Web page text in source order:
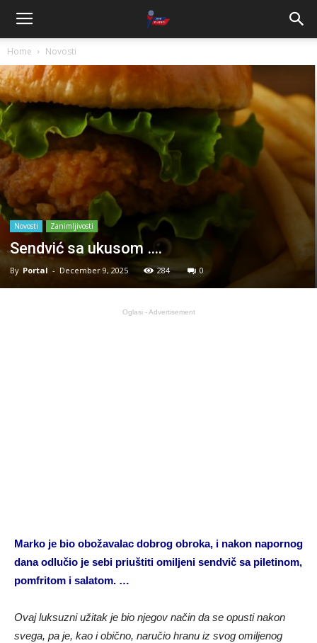
Home Novosti
Novosti Zanimljivosti
Sendvić sa ukusom ….
By Portal - December 9, 2025 284 0
Oglasi - Advertisement
Marko je bio obožavalac dobrog obroka, i nakon napornog
dana odlučio je sebi priuštiti omiljeni sendvič sa piletinom,
pomfritom i salatom. …
Ovaj luksuzni užitak je bio njegov način da se opusti nakon
svega, pa je, kao i obično, naručio hranu iz svog omiljenog